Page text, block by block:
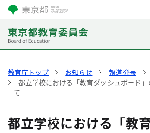
教育庁トップ お知らせ 報道発表
都立学校における「教育ダッシュボード
て
都立学校における「教